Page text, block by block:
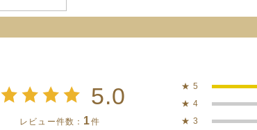
5.0
レビュー件数： 1件
★ 5
★ 4
★ 3